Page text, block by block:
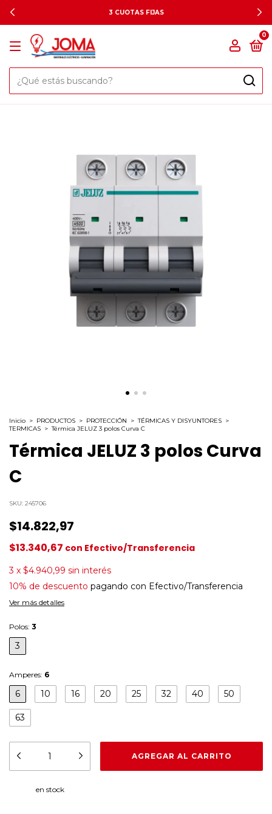
3 CUOTAS FIJAS
0
Inicio > PRODUCTOS > PROTECCIÓN > TÉRMICAS Y DISYUNTORES >
TERMICAS > Térmica JELUZ 3 polos Curva C
Térmica JELUZ 3 polos Curva
C
SKU: 245706
$14.822,97
$13.340,67 con Efectivo/Transferencia
3 x $4.940,99 sin interés
10% de descuento pagando con Efectivo/Transferencia
Ver más detalles
Polos: 3
3
Amperes: 6
6 10 16 20 25 32 40 50
63
en stock